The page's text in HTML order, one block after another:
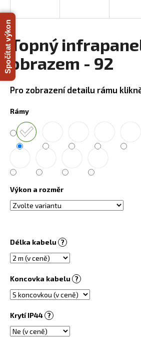
Topný
obrazem - 92
Pro zobrazení detailu rámu
Rámy
Výkon a rozměr
Délka kabelu ?
Koncovka kabelu ?
Krytí IP44 ?
a
j
í
t
?
D
o
o
r
u
e
e
INFRAPANEL
-
VLASTNÍ
MOTIV
Spočítat výkon